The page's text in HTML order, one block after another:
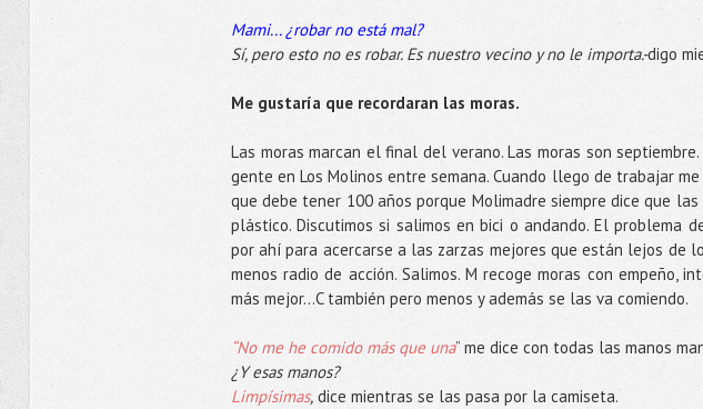
Mami... ¿robar no está mal?
Sí, pero esto no es robar. Es nuestro vecino y no le importa.-digo
Me gustaría que recordaran las moras.
Las moras marcan el final del verano. Las moras son
gente en Los Molinos entre semana. Cuando llego de trabajar
que debe tener 100 años porque Molimadre siempre dice que
plástico. Discutimos si salimos en bici o andando. El problema
por ahí para acercarse a las zarzas mejores que están lejos de
menos radio de acción. Salimos. M recoge moras con empeño,
más mejor…C también pero menos y además se las va comiendo.
“No me he comido más que una” me dice con todas las manos
¿Y esas manos?
Limpísimas,dice mientras se las pasa por la camiseta.